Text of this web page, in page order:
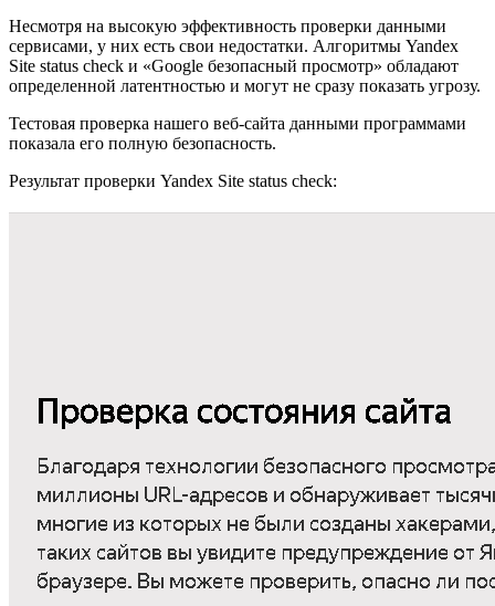
Несмотря на высокую эффективность проверки данными
сервисами, у них есть свои недостатки. Алгоритмы Yandex
Site status check и «Google безопасный просмотр» обладают
определенной латентностью и могут не сразу показать угрозу.
Тестовая проверка нашего веб-сайта данными программами
показала его полную безопасность.
Результат проверки Yandex Site status check: